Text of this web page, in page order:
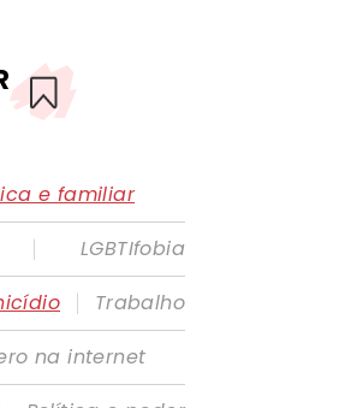
e familiar
|
LGBTIfobia
|
Trabalho
na internet